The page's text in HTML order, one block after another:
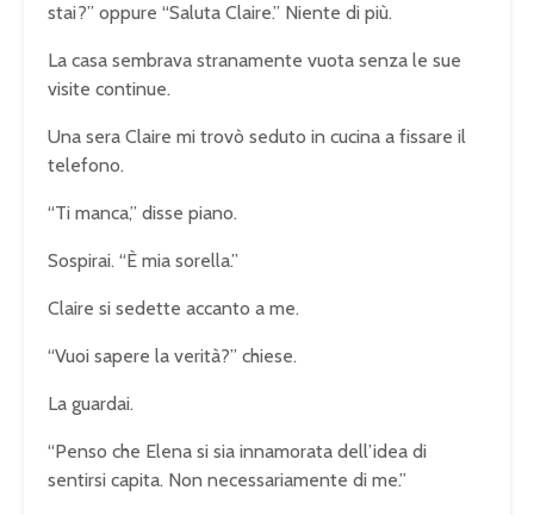
stai?” oppure “Saluta Claire.” Niente di più.
La casa sembrava stranamente vuota senza le sue
visite continue.
Una sera Claire mi trovò seduto in cucina a fissare il
telefono.
“Ti manca,” disse piano.
Sospirai. “È mia sorella.”
Claire si sedette accanto a me.
“Vuoi sapere la verità?” chiese.
La guardai.
“Penso che Elena si sia innamorata dell’idea di
sentirsi capita. Non necessariamente di me.”